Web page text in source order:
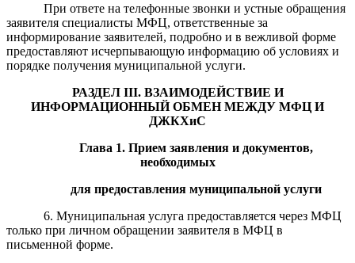
При ответе на телефонные звонки и устные обращения
заявителя специалисты МФЦ, ответственные за
информирование заявителей, подробно и в вежливой форме
предоставляют исчерпывающую информацию об условиях и
порядке получения муниципальной услуги.
РАЗДЕЛ III. ВЗАИМОДЕЙСТВИЕ И
ИНФОРМАЦИОННЫЙ ОБМЕН МЕЖДУ МФЦ И
ДЖКХиС
Глава 1. Прием заявления и документов,
необходимых
для предоставления муниципальной услуги
6. Муниципальная услуга предоставляется через МФЦ
только при личном обращении заявителя в МФЦ в
письменной форме.